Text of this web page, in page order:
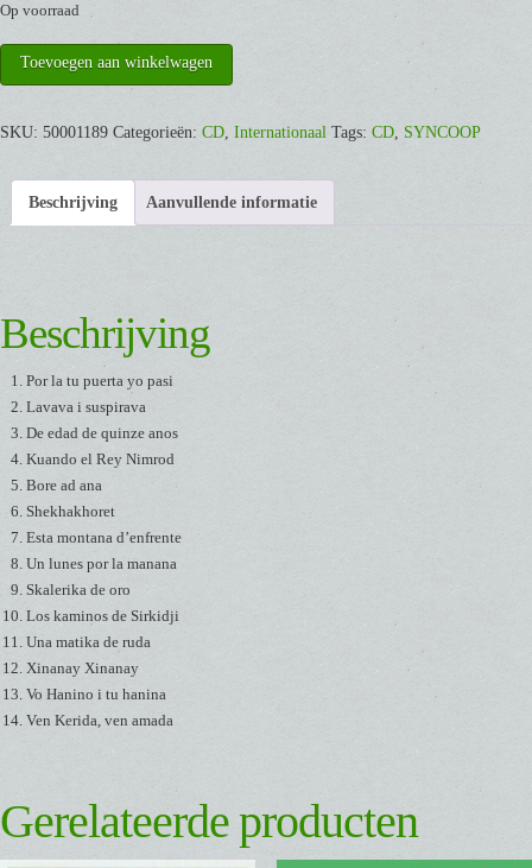
Op voorraad
Judeo
-
Songs
M.
Koumi
[CD]
aantal
Toevoegen aan winkelwagen
SKU: 50001189 Categorieën: CD Internationaal Tags: CD SYNCOOP
Beschrijving Aanvullende informatie
Beschrijving
Por la tu puerta yo pasi
Lavava i suspirava
De edad de quinze anos
Kuando el Rey Nimrod
Bore ad ana
Shekhakhoret
Esta montana d’enfrente
Un lunes por la manana
Skalerika de oro
Los kaminos de Sirkidji
Una matika de ruda
Xinanay Xinanay
Vo Hanino i tu hanina
Ven Kerida, ven amada
Gerelateerde producten